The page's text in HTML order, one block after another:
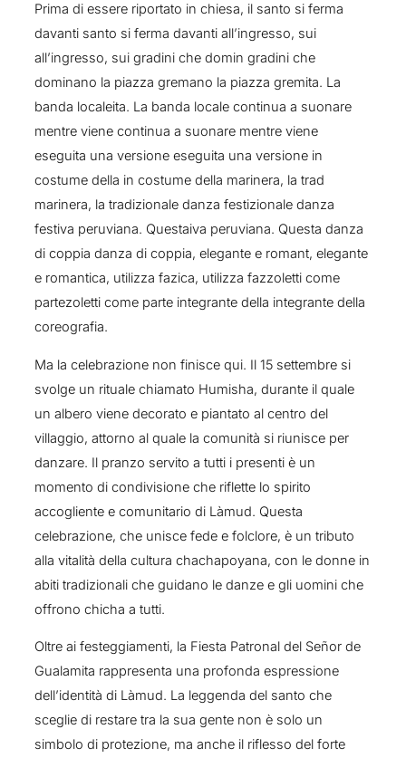
Prima di essere riportato in chiesa, il santo si ferma
davanti santo si ferma davanti all’ingresso, sui
all’ingresso, sui gradini che domin gradini che
dominano la piazza gremano la piazza gremita. La
banda localeita. La banda locale continua a suonare
mentre viene continua a suonare mentre viene
eseguita una versione eseguita una versione in
costume della in costume della marinera, la trad
marinera, la tradizionale danza festizionale danza
festiva peruviana. Questaiva peruviana. Questa danza
di coppia danza di coppia, elegante e romant, elegante
e romantica, utilizza fazica, utilizza fazzoletti come
partezoletti come parte integrante della integrante della
coreografia.
Ma la celebrazione non finisce qui. Il 15 settembre si
svolge un rituale chiamato Humisha, durante il quale
un albero viene decorato e piantato al centro del
villaggio, attorno al quale la comunità si riunisce per
danzare. Il pranzo servito a tutti i presenti è un
momento di condivisione che riflette lo spirito
accogliente e comunitario di Làmud. Questa
celebrazione, che unisce fede e folclore, è un tributo
alla vitalità della cultura chachapoyana, con le donne in
abiti tradizionali che guidano le danze e gli uomini che
offrono chicha a tutti.
Oltre ai festeggiamenti, la Fiesta Patronal del Señor de
Gualamita rappresenta una profonda espressione
dell’identità di Làmud. La leggenda del santo che
sceglie di restare tra la sua gente non è solo un
simbolo di protezione, ma anche il riflesso del forte